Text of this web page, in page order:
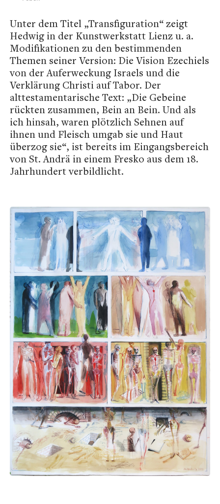
Unter dem Titel „Transfiguration“ zeigt
Hedwig in der Kunstwerkstatt Lienz u. a.
Modifikationen zu den bestimmenden
Themen seiner Version: Die Vision Ezechiels
von der Auferweckung Israels und die
Verklärung Christi auf Tabor. Der
alttestamentarische Text: „Die Gebeine
rückten zusammen, Bein an Bein. Und als
ich hinsah, waren plötzlich Sehnen auf
ihnen und Fleisch umgab sie und Haut
überzog sie“, ist bereits im Eingangsbereich
von St. Andrä in einem Fresko aus dem 18.
Jahrhundert verbildlicht.